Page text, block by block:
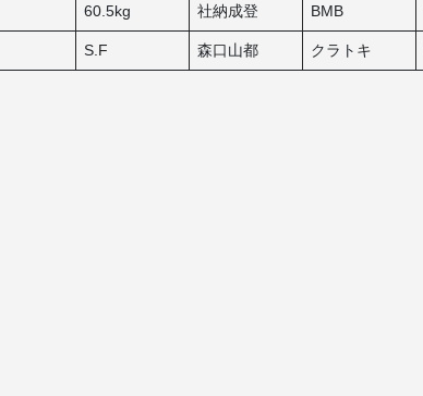
60.5kg 社納成登 BMB
S.F 森口山都 クラトキ